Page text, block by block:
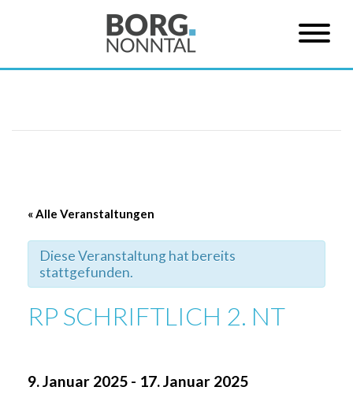
« Alle Veranstaltungen
Diese Veranstaltung hat bereits
stattgefunden.
RP SCHRIFTLICH 2. NT
9. Januar 2025 - 17. Januar 2025